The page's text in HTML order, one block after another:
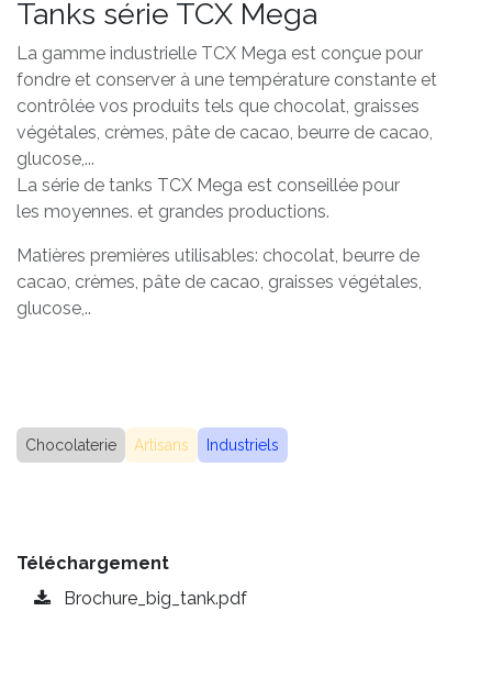
Tanks série TCX Mega
La gamme industrielle TCX Mega est conçue pour
fondre et conserver à une température constante et
contrôlée vos produits tels que chocolat, graisses
végétales, crèmes, pâte de cacao, beurre de cacao,
glucose,...
La série de tanks TCX Mega est conseillée pour
les moyennes. et grandes productions.
Matières premières utilisables: chocolat, beurre de
cacao, crèmes, pâte de cacao, graisses végétales,
glucose ,..
Chocolaterie Artisans Industriels
Téléchargement
Brochure_big_tank.pdf